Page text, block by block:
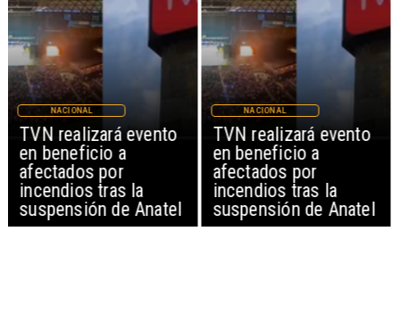
TVN realizará evento
en beneficio a
afectados por
incendios tras la
suspensión de Anatel
NACIONAL
TVN realizará evento
en beneficio a
afectados por
incendios tras la
suspensión de Anatel
NACIONAL